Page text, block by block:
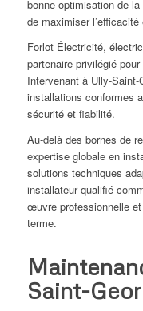
bonne optimisation de
de maximiser
Forlot Électricité,
partenaire privilégié
Intervenant à Ully-Saint-
installations conformes
sécurité et fiabilité.
Au-delà des bornes de
expertise globale en
solutions techniques
installateur qualifié
œuvre professionnelle et
terme.
Saint-